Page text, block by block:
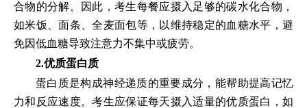
合物的分解。因此，考生每餐应摄入足够的碳水化合物，
如米饭、面条、全麦面包等，以维持稳定的血糖水平，避
免因低血糖导致注意力不集中或疲劳。
2.优质蛋白质
蛋白质是构成神经递质的重要成分，能帮助提高记忆
力和反应速度。考生应保证每天摄入适量的优质蛋白，如